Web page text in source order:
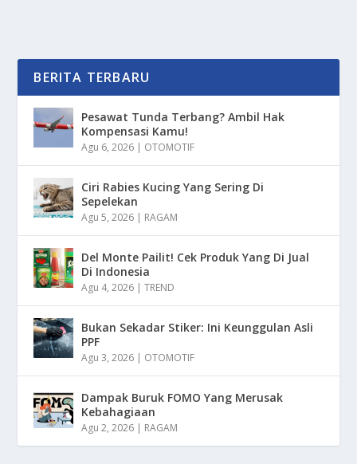
BERITA TERBARU
Pesawat Tunda Terbang? Ambil Hak
Kompensasi Kamu!
Agu 6, 2026 | OTOMOTIF
Ciri Rabies Kucing Yang Sering Di
Sepelekan
Agu 5, 2026 | RAGAM
Del Monte Pailit! Cek Produk Yang Di Jual
Di Indonesia
Agu 4, 2026 |TREND
Bukan Sekadar Stiker: Ini Keunggulan Asli
PPF
Agu 3, 2026 | OTOMOTIF
Dampak Buruk FOMO Yang Merusak
Kebahagiaan
Agu 2, 2026 | RAGAM